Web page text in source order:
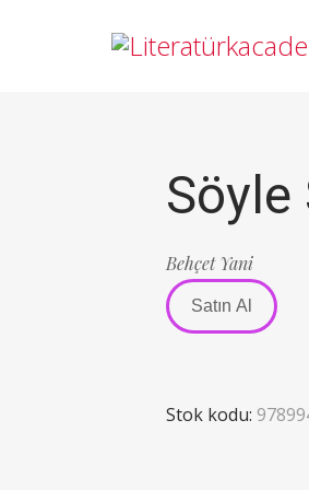
Söyle
Behçet Yani
Satın Al
Stok kodu: